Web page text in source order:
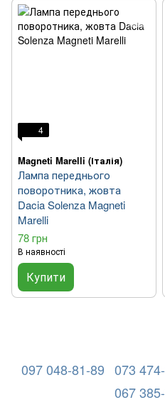
4
Magneti Marelli (Італія)
Лампа переднього
поворотника, жовта
Dacia Solenza Magneti
Marelli
78 грн
В наявності
Купити
097 048-81-89 073
067